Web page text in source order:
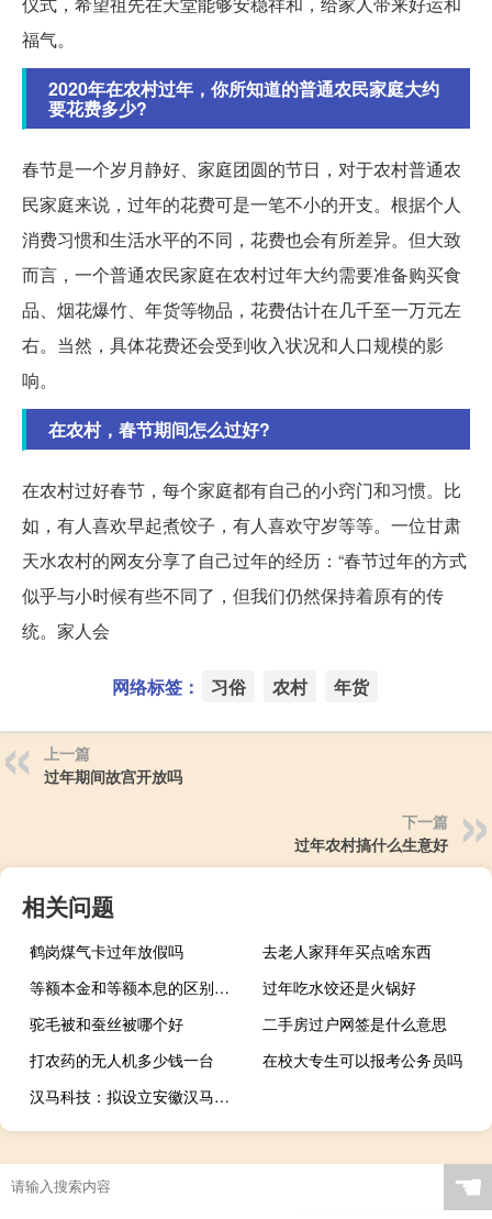
福气。
2020年在农村过年，你所知道的普通农民家庭大约
要花费多少?
春节是一个岁月静好、家庭团圆的节日，对于农村普通农
民家庭来说，过年的花费可是一笔不小的开支。根据个人
消费习惯和生活水平的不同，花费也会有所差异。但大致
而言，一个普通农民家庭在农村过年大约需要准备购买食
品、烟花爆竹、年货等物品，花费估计在几千至一万元左
右。当然，具体花费还会受到收入状况和人口规模的影
响。
在农村，春节期间怎么过好?
在农村过好春节，每个家庭都有自己的小窍门和习惯。比
如，有人喜欢早起煮饺子，有人喜欢守岁等等。一位甘肃
天水农村的网友分享了自己过年的经历：“春节过年的方式
似乎与小时候有些不同了，但我们仍然保持着原有的传
统。家人会
网络标签： 习俗 农村 年货
上一篇
过年期间故宫开放吗
下一篇
过年农村搞什么生意好
相关问题
鹤岗煤气卡过年放假吗
去老人家拜年买点啥东西
等额本金和等额本息的区别（i9505和i9500区别）
过年吃水饺还是火锅好
驼毛被和蚕丝被哪个好
二手房过户网签是什么意思
打农药的无人机多少钱一台
在校大专生可以报考公务员吗
汉马科技：拟设立安徽汉马发动机公司
☚